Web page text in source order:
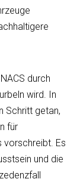
durch
wird. In
Schritt getan,
für
vorschreibt. Es
und die